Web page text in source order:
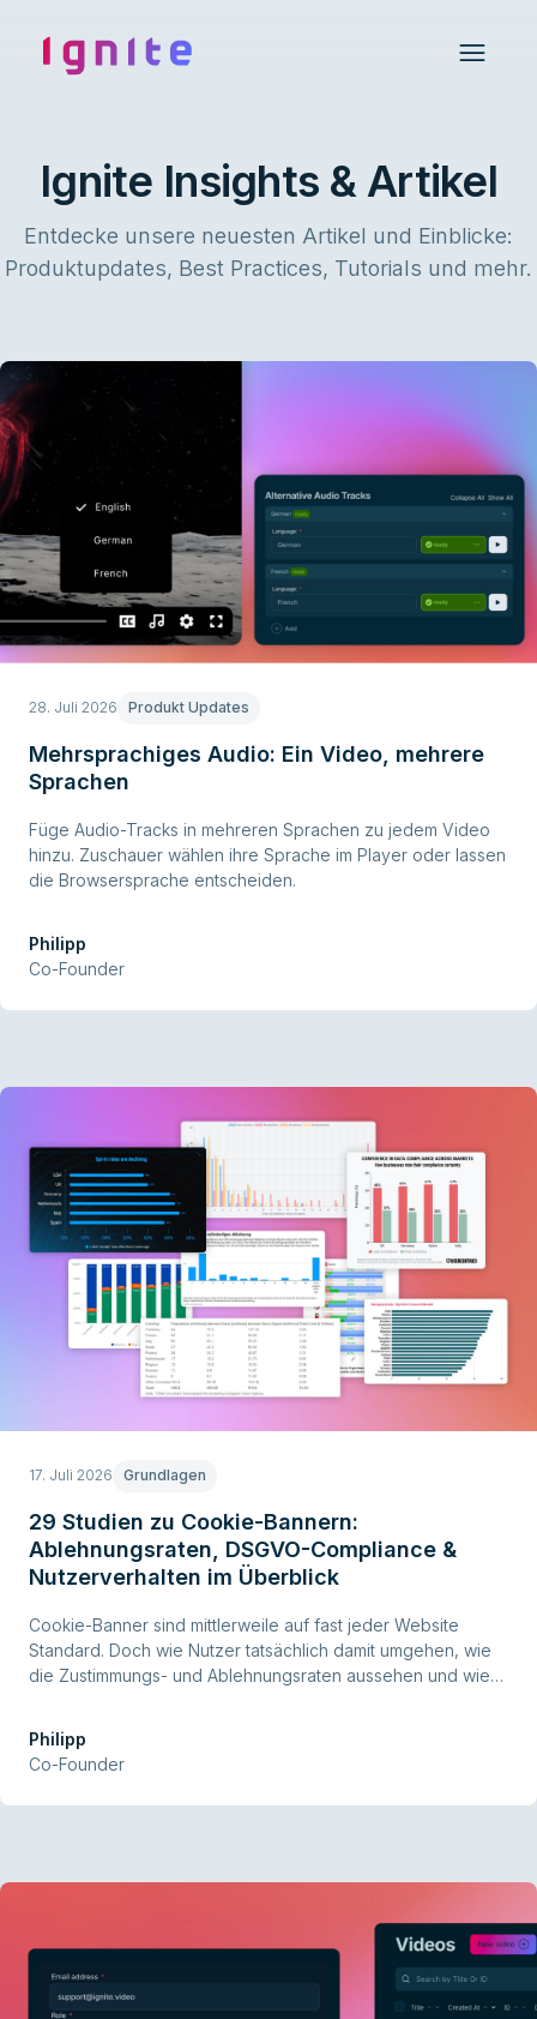
Ignite • Video Experience Cloud
Open
Ignite Insights & Artikel
Entdecke unsere neuesten Artikel und Einblicke:
Produktupdates, Best Practices, Tutorials und mehr.
28. Juli 2026 Produkt Updates
Mehrsprachiges Audio: Ein Video, mehrere
Sprachen
Füge Audio-Tracks in mehreren Sprachen zu jedem Video
hinzu. Zuschauer wählen ihre Sprache im Player oder lassen
die Browsersprache entscheiden.
Philipp
Co-Founder
17. Juli 2026 Grundlagen
29 Studien zu Cookie-Bannern:
Ablehnungsraten, DSGVO-Compliance &
Nutzerverhalten im Überblick
Cookie-Banner sind mittlerweile auf fast jeder Website
Standard. Doch wie Nutzer tatsächlich damit umgehen, wie
die Zustimmungs- und Ablehnungsraten aussehen und wie
wichtigsten Studien der letzten Jahre zusammengetragen
und ausgewertet. Insgesamt haben wir 29 Studien
zusammengestellt, die verschiedene Aspekte von Cookie-
Philipp
Co-Founder